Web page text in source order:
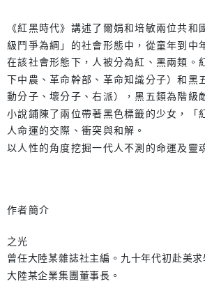
《紅黑時代》講述了爾娟和培敏兩位共和
級鬥爭為綱」的社會形態中，從童年到中
在該社會形態下，人被分為紅、黑兩類。
下中農、革命幹部、革命知識分子）和黑
動分子、壞分子、右派），黑五類為階級
小說鋪陳了兩位帶著黑色標籤的少女，「
人命運的交際、衝突與和解。
以人性的角度挖掘一代人不測的命運及靈
作者簡介
之光
曾任大陸某雜誌社主編。九十年代初赴美
大陸某企業集團董事長。